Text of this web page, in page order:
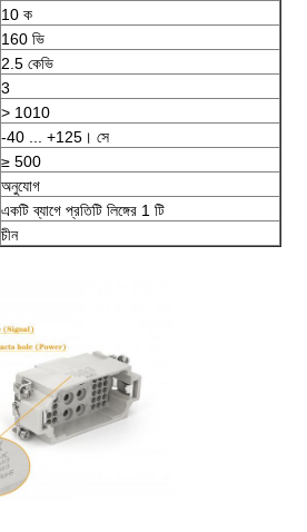
10 ক
160 ভি
2.5 কেভি
3
> 1010
-40 ... +125। সে
≥ 500
অনুযোগ
একটি ব্যাগে প্রতিটি লিঙ্গের 1 টি
চীন